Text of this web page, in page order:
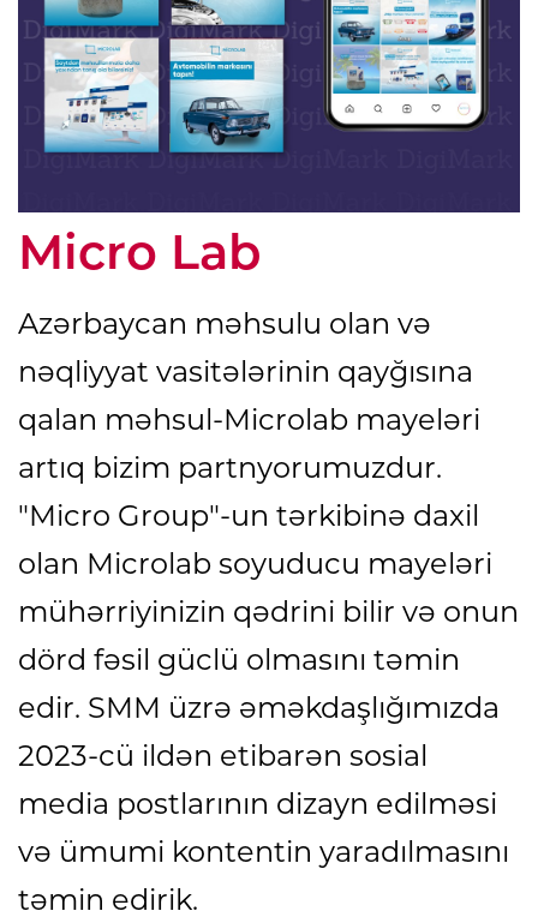
Micro Lab
Azərbaycan məhsulu olan və
nəqliyyat vasitələrinin qayğısına
qalan məhsul-Microlab mayeləri
artıq bizim partnyorumuzdur.
"Micro Group"-un tərkibinə daxil
olan Microlab soyuducu mayeləri
mühərriyinizin qədrini bilir və onun
dörd fəsil güclü olmasını təmin
edir. SMM üzrə əməkdaşlığımızda
2023-cü ildən etibarən sosial
media postlarının dizayn edilməsi
və ümumi kontentin yaradılmasını
təmin edirik.